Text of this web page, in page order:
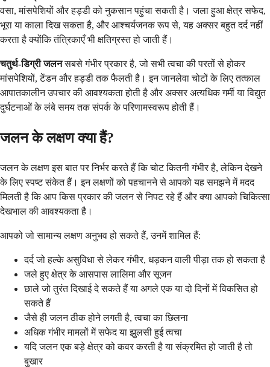
वसा, मांसपेशियों और हड्डी को नुकसान पहुंचा सकती है। जला हुआ क्षेत्र सफेद,
भूरा या काला दिख सकता है, और आश्चर्यजनक रूप से, यह अक्सर बहुत दर्द नहीं
करता है क्योंकि तंत्रिकाएँ भी क्षतिग्रस्त हो जाती हैं।
चतुर्थ-डिग्री जलनसबसे गंभीर प्रकार है, जो सभी त्वचा की परतों से होकर
मांसपेशियों, टेंडन और हड्डी तक फैलती है। इन जानलेवा चोटों के लिए तत्काल
आपातकालीन उपचार की आवश्यकता होती है और अक्सर अत्यधिक गर्मी या विद्युत
दुर्घटनाओं के लंबे समय तक संपर्क के परिणामस्वरूप होती हैं।
जलन के लक्षण क्या हैं?
जलन के लक्षण इस बात पर निर्भर करते हैं कि चोट कितनी गंभीर है, लेकिन देखने
के लिए स्पष्ट संकेत हैं। इन लक्षणों को पहचानने से आपको यह समझने में मदद
मिलती है कि आप किस प्रकार की जलन से निपट रहे हैं और क्या आपको चिकित्सा
देखभाल की आवश्यकता है।
आपको जो सामान्य लक्षण अनुभव हो सकते हैं, उनमें शामिल हैं:
दर्द जो हल्के असुविधा से लेकर गंभीर, धड़कन वाली पीड़ा तक हो सकता है
जले हुए क्षेत्र के आसपास लालिमा और सूजन
छाले जो तुरंत दिखाई दे सकते हैं या अगले एक या दो दिनों में विकसित हो
सकते हैं
जैसे ही जलन ठीक होने लगती है, त्वचा का छिलना
अधिक गंभीर मामलों में सफेद या झुलसी हुई त्वचा
यदि जलन एक बड़े क्षेत्र को कवर करती है या संक्रमित हो जाती है तो
बुखार